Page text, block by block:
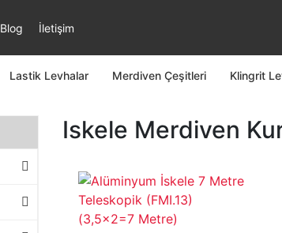
Blog İletişim
Lastik Levhalar Merdiven Çeşitleri Klingrit
Iskele Merdiven